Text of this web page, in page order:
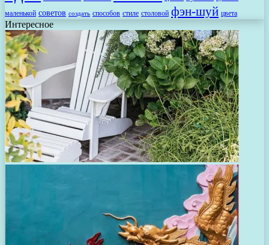
маленькой советов создать способов стиле столовой фэн-шуй цвета
Интересное